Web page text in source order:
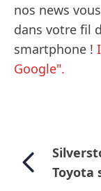
nos news
dans votre fil
smartphone !
Google".
Toyota